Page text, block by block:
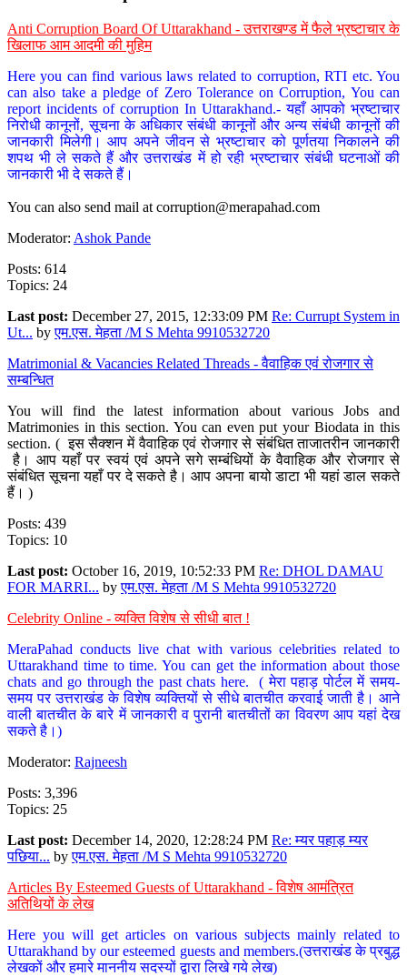
Anti Corruption Board Of Uttarakhand - उत्तराखण्ड में फैले भ्रष्टाचार के
खिलाफ आम आदमी की मुहिम
Here you can find various laws related to corruption, RTI etc. You
can also take a pledge of Zero Tolerance on Corruption, You can
report incidents of corruption In Uttarakhand.- यहाँ आपको भ्रष्टाचार
निरोधी कानूनों, सूचना के अधिकार संबंधी कानूनों और अन्य संबंधी कानूनों की
जानकारी मिलेगी। आप अपने जीवन से भ्रष्टाचार को पूर्णतया निकालने की
शपथ भी ले सकते हैं और उत्तराखंड में हो रही भ्रष्टाचार संबंधी घटनाओं की
जानकारी भी दे सकते हैं।
You can also send mail at corruption@merapahad.com
Moderator: Ashok Pande
Posts: 614
Topics: 24
Last post: December 27, 2015, 12:33:09 PM Re: Currupt System in
Ut... byएम.एस. मेहता /M S Mehta 9910532720
Matrimonial & Vacancies Related Threads - वैवाहिक एवं रोजगार से
सम्बन्धित
You will find the latest information about various Jobs and
Matrimonies in this section. You can even put your Biodata in this
section. ( इस सैक्शन में वैवाहिक एवं रोजगार से संबंधित ताजातरीन जानकारी
है। आप यहाँ पर स्वयं एवं अपने सगे सम्बंधियों के वैवाहिक और रोजगार से
संबंधित सूचना यहाँ पर दे सकते है। आप अपना बायो डाटा भी यहां डाल सकते
हैं। )
Posts: 439
Topics: 10
Last post: October 16, 2019, 10:52:33 PM Re: DHOL DAMAU
FOR MARRI... byएम.एस. मेहता /M S Mehta 9910532720
Celebrity Online - व्यक्ति विशेष से सीधी बात !
MeraPahad conducts live chat with various celebrities related to
Uttarakhand time to time. You can get the information about those
chats and go through the past chats here. ( मेरा पहाड़ पोर्टल में समय-
समय पर उत्तराखंड के विशेष व्यक्तियों से सीधे बातचीत करवाई जाती है। आने
वाली बातचीत के बारे में जानकारी व पुरानी बातचीतों का विवरण आप यहां देख
सकते है।)
Moderator: Rajneesh
Posts: 3,396
Topics: 25
Last post: December 14, 2020, 12:28:24 PM Re: म्यर पहाड़ म्यर
पछिया... byएम.एस. मेहता /M S Mehta 9910532720
Articles By Esteemed Guests of Uttarakhand - विशेष आमंत्रित
अतिथियों के लेख
Here you will get articles on various subjects mainly related to
Uttarakhand by our esteemed guests and members.(उत्तराखंड के प्रबुद्ध
लेखकों और हमारे माननीय सदस्यों द्वारा लिखे गये लेख)